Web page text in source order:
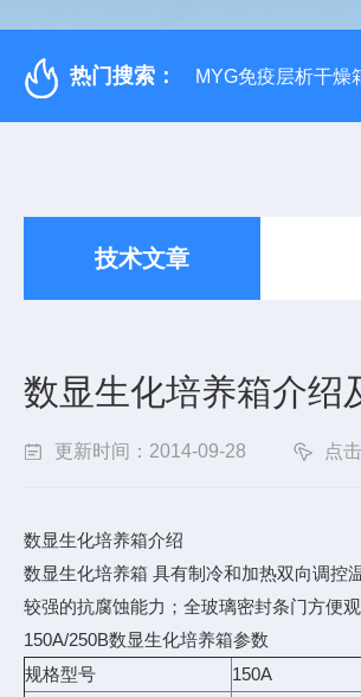
热门搜索： MYG免疫层析干燥
技术文章
数显生化培养箱介绍
更新时间：2014-09-28 点
数显生化培养箱介绍
数显生化培养箱 具有制冷和加热双向调控
较强的抗腐蚀能力；全玻璃密封条门方便
150A/250B数显生化培养箱参数
规格型号
150A